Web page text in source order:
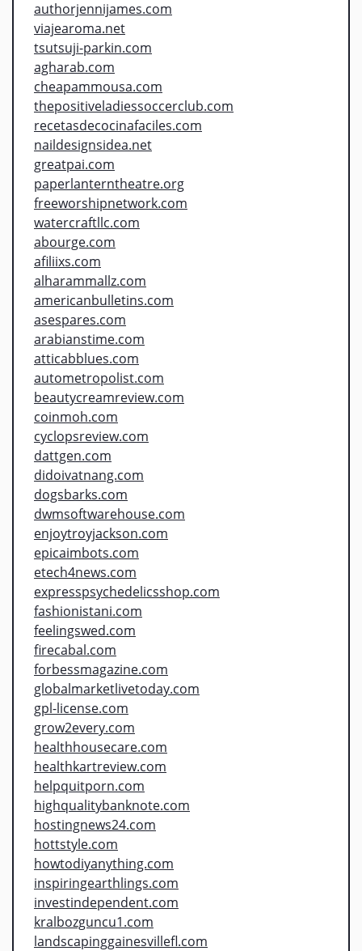
authorjennijames.com
viajearoma.net
tsutsuji-parkin.com
agharab.com
cheapammousa.com
thepositiveladiessoccerclub.com
recetasdecocinafaciles.com
naildesignsidea.net
greatpai.com
paperlanterntheatre.org
freeworshipnetwork.com
watercraftllc.com
abourge.com
afiliixs.com
alharammallz.com
americanbulletins.com
asespares.com
arabianstime.com
atticabblues.com
autometropolist.com
beautycreamreview.com
coinmoh.com
cyclopsreview.com
dattgen.com
didoivatnang.com
dogsbarks.com
dwmsoftwarehouse.com
enjoytroyjackson.com
epicaimbots.com
etech4news.com
expresspsychedelicsshop.com
fashionistani.com
feelingswed.com
firecabal.com
forbessmagazine.com
globalmarketlivetoday.com
gpl-license.com
grow2every.com
healthhousecare.com
healthkartreview.com
helpquitporn.com
highqualitybanknote.com
hostingnews24.com
hottstyle.com
howtodiyanything.com
inspiringearthlings.com
investindependent.com
kralbozguncu1.com
landscapinggainesvillefl.com